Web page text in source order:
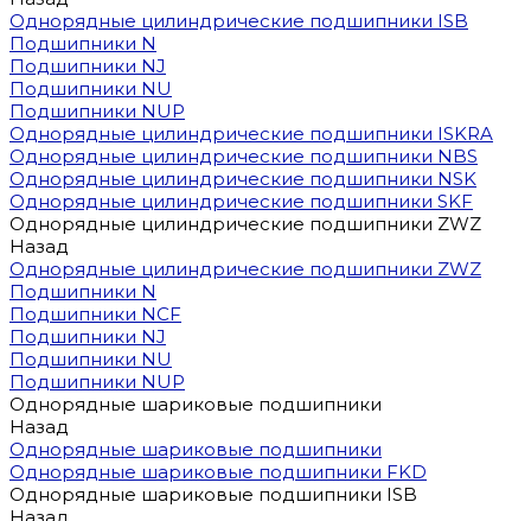
Однорядные цилиндрические подшипники ISB
Подшипники N
Подшипники NJ
Подшипники NU
Подшипники NUP
Однорядные цилиндрические подшипники ISKRA
Однорядные цилиндрические подшипники NBS
Однорядные цилиндрические подшипники NSK
Однорядные цилиндрические подшипники SKF
Однорядные цилиндрические подшипники ZWZ
Назад
Однорядные цилиндрические подшипники ZWZ
Подшипники N
Подшипники NCF
Подшипники NJ
Подшипники NU
Подшипники NUP
Однорядные шариковые подшипники
Назад
Однорядные шариковые подшипники
Однорядные шариковые подшипники FKD
Однорядные шариковые подшипники ISB